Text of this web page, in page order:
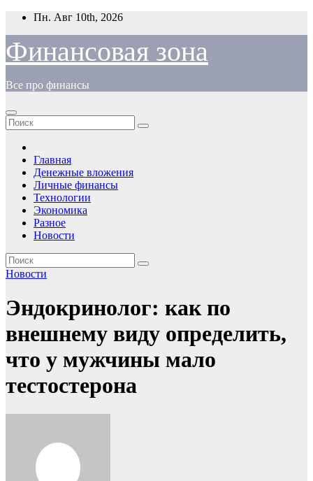
Перейти
содержимому
Пн. Авг 10th, 2026
Финансовая зона
Все про финансы
Главная
Денежные вложения
Личные финансы
Технологии
Экономика
Разное
Новости
Новости
Эндокринолог: как по
внешнему виду определить,
что у мужчины мало
тестостерона